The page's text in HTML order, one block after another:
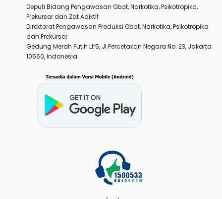
Deputi Bidang Pengawasan Obat, Narkotika, Psikotropika,
Prekursor dan Zat Adiktif
Direktorat Pengawasan Produksi Obat, Narkotika, Psikotropika
dan Prekursor
Gedung Merah Putih Lt 5, Jl Percetakan Negara No. 23, Jakarta
10560, Indonesia